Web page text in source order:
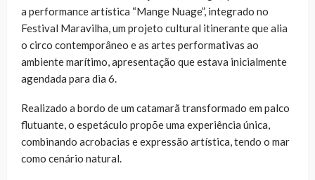
a performance artística “Mange Nuage”, integrado no
Festival Maravilha, um projeto cultural itinerante que alia
o circo contemporâneo e as artes performativas ao
ambiente marítimo, apresentação que estava inicialmente
agendada para dia 6.
Realizado a bordo de um catamarã transformado em palco
flutuante, o espetáculo propõe uma experiência única,
combinando acrobacias e expressão artística, tendo o mar
como cenário natural.